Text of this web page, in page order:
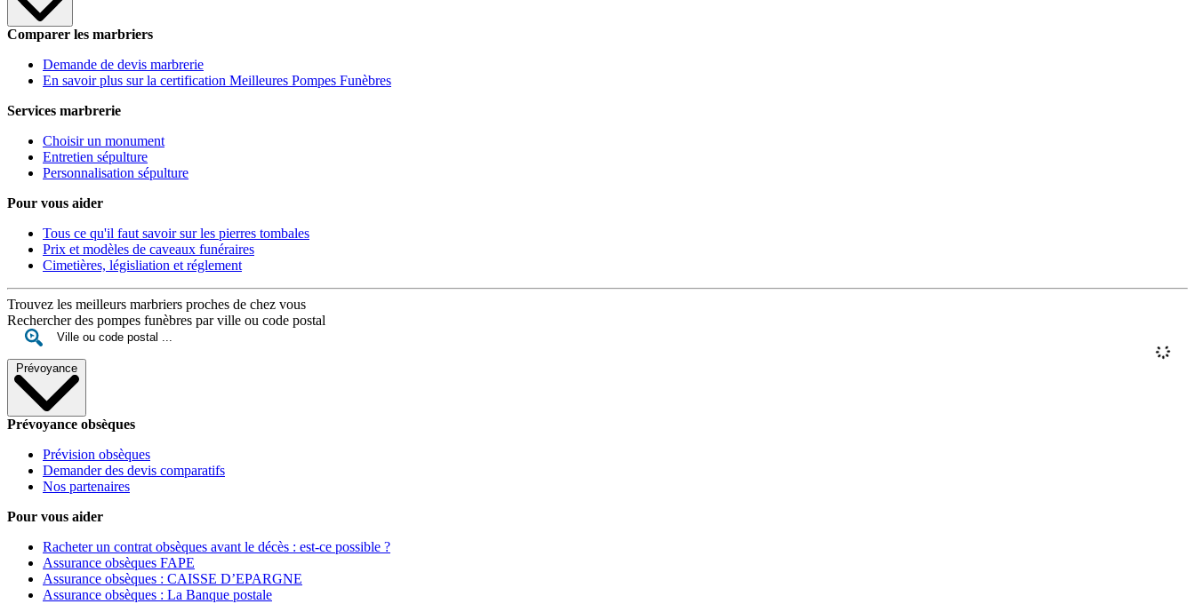
Comparer les marbriers
Demande de devis marbrerie
En savoir plus sur la certification Meilleures Pompes Funèbres
Services marbrerie
Choisir un monument
Entretien sépulture
Personnalisation sépulture
Pour vous aider
Tous ce qu'il faut savoir sur les pierres tombales
Prix et modèles de caveaux funéraires
Cimetières, législiation et réglement
Trouvez les meilleurs marbriers proches de chez vous
Rechercher des pompes funèbres par ville ou code postal
Prévoyance
Prévoyance obsèques
Prévision obsèques
Demander des devis comparatifs
Nos partenaires
Pour vous aider
Racheter un contrat obsèques avant le décès : est-ce possible ?
Assurance obsèques FAPE
Assurance obsèques : CAISSE D’EPARGNE
Assurance obsèques : La Banque postale